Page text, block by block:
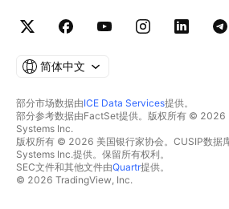
简体中文
部分市场数据由ICE Data Services提供。
部分参考数据由FactSet提供。版权所有 © 2026
Systems Inc.
版权所有 © 2026 美国银行家协会。CUSIP数据
Systems Inc.提供。保留所有权利。
SEC文件和其他文件由Quartr提供。
© 2026 TradingView, Inc.